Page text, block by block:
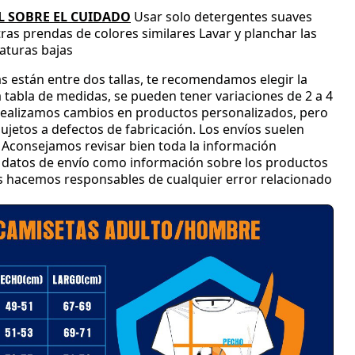
EL CUIDADO Usar solo detergentes suaves
prendas de colores similares Lavar y planchar las
bajas
están entre dos tallas, te recomendamos elegir la
tabla de medidas, se pueden tener variaciones de 2 a 4
cambios en productos personalizados, pero
a defectos de fabricación. Los envíos suelen
Aconsejamos revisar bien toda la información
de envío como información sobre los productos
hacemos responsables de cualquier error relacionado